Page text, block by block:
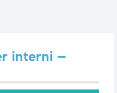
interni –